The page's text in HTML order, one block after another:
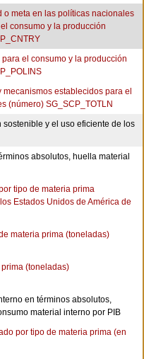
o meta en las políticas nacionales
consumo y la producción
el consumo y la producción
establecidos para el
(número) SG_SCP_TOTLN
sostenible y el uso eficiente de los
absolutos, huella material
tipo de materia prima
Estados Unidos de América de
materia prima (toneladas)
(toneladas)
en términos absolutos,
material interno por PIB
por tipo de materia prima (en